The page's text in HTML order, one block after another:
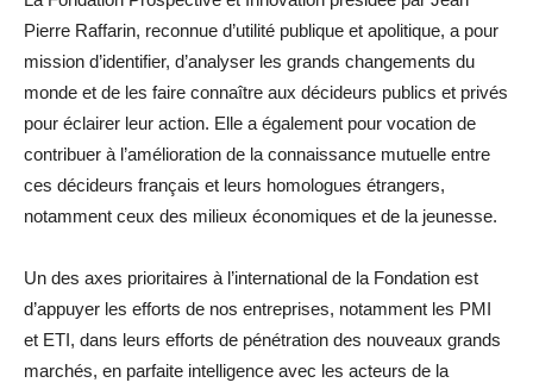
Pierre Raffarin, reconnue d’utilité publique et apolitique, a pour
mission d’identifier, d’analyser les grands changements du
monde et de les faire connaître aux décideurs publics et privés
pour éclairer leur action. Elle a également pour vocation de
contribuer à l’amélioration de la connaissance mutuelle entre
ces décideurs français et leurs homologues étrangers,
notamment ceux des milieux économiques et de la jeunesse.
Un des axes prioritaires à l’international de la Fondation est
d’appuyer les efforts de nos entreprises, notamment les PMI
et ETI, dans leurs efforts de pénétration des nouveaux grands
marchés, en parfaite intelligence avec les acteurs de la